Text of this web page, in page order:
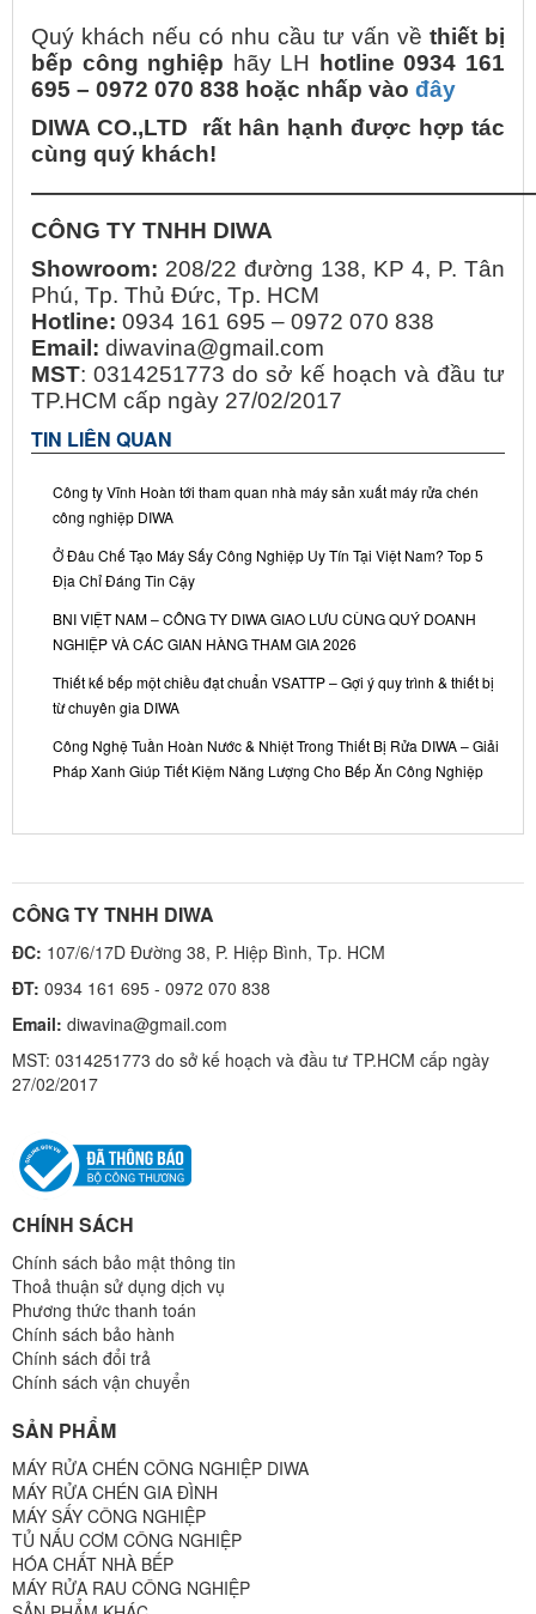
Quý khách nếu có nhu cầu tư vấn về thiết bị
bếp công nghiệp hãy LH hotline 0934 161
695 – 0972 070 838 hoặc nhấp vào đây
DIWA CO.,LTD rất hân hạnh được hợp tác
cùng quý khách!
CÔNG TY TNHH DIWA
Showroom: 208/22 đường 138, KP 4, P. Tân
Phú, Tp. Thủ Đức, Tp. HCM
Hotline: 0934 161 695 – 0972 070 838
Email: diwavina@gmail.com
MST: 0314251773 do sở kế hoạch và đầu tư
TP.HCM cấp ngày 27/02/2017
TIN LIÊN QUAN
Công ty Vĩnh Hoàn tới tham quan nhà máy sản xuất máy rửa chén
công nghiệp DIWA
Ở Đâu Chế Tạo Máy Sấy Công Nghiệp Uy Tín Tại Việt Nam? Top 5
Địa Chỉ Đáng Tin Cậy
BNI VIỆT NAM – CÔNG TY DIWA GIAO LƯU CÙNG QUÝ DOANH
NGHIỆP VÀ CÁC GIAN HÀNG THAM GIA 2026
Thiết kế bếp một chiều đạt chuẩn VSATTP – Gợi ý quy trình & thiết bị
từ chuyên gia DIWA
Công Nghệ Tuần Hoàn Nước & Nhiệt Trong Thiết Bị Rửa DIWA – Giải
Pháp Xanh Giúp Tiết Kiệm Năng Lượng Cho Bếp Ăn Công Nghiệp
CÔNG TY TNHH DIWA
ĐC: 107/6/17D Đường 38, P. Hiệp Bình, Tp. HCM
ĐT: 0934 161 695 - 0972 070 838
Email: diwavina@gmail.com
MST: 0314251773 do sở kế hoạch và đầu tư TP.HCM cấp ngày
27/02/2017
CHÍNH SÁCH
Chính sách bảo mật thông tin
Thoả thuận sử dụng dịch vụ
Phương thức thanh toán
Chính sách bảo hành
Chính sách đổi trả
Chính sách vận chuyển
SẢN PHẨM
MÁY RỬA CHÉN CÔNG NGHIỆP DIWA
MÁY RỬA CHÉN GIA ĐÌNH
MÁY SẤY CÔNG NGHIỆP
TỦ NẤU CƠM CÔNG NGHIỆP
HÓA CHẤT NHÀ BẾP
MÁY RỬA RAU CÔNG NGHIỆP